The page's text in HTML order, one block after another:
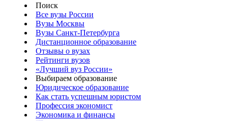
Поиск
Все вузы России
Вузы Москвы
Вузы Санкт-Петербурга
Дистанционное образование
Отзывы о вузах
Рейтинги вузов
«Лучший вуз России»
Выбираем образование
Юридическое образование
Как стать успешным юристом
Профессия экономист
Экономика и финансы